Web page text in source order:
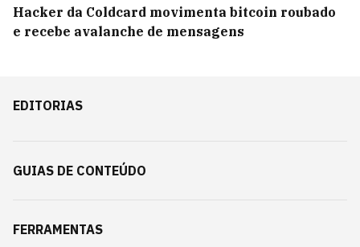
Hacker da Coldcard movimenta bitcoin roubado
e recebe avalanche de mensagens
EDITORIAS
GUIAS DE CONTEÚDO
FERRAMENTAS